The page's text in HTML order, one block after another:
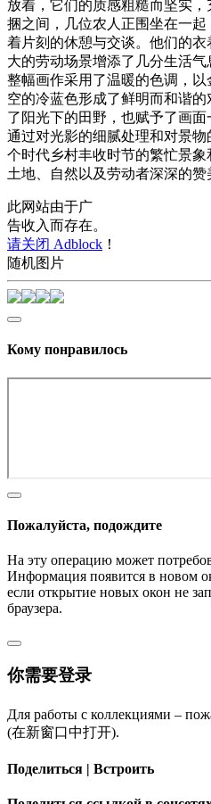
放着，它们的质感粗糙而坚实
捆之间，几位农人正围坐在一
着片刻的休憩与交谈。他们的
大的劳动场景增添了几分生活气
整幅画作采用了温暖的色调，
空的冷蓝色形成了鲜明而和谐
了阳光下的田野，也赋予了画
通过对光影的细腻处理和对景
个时代乡村丰收时节的繁忙景
土地、自然以及劳动者深深的赞
此网站由于广
告收入而存在。
请关闭 Adblock ！
随机图片
Кому понравилось
Пожалуйста, подождите
На эту операцию может
Информация появится в новом
если открытие новых окон не
браузера.
你需要登录
Для работы с коллекциями –
(在新窗口中打开).
Поделиться | Встроить